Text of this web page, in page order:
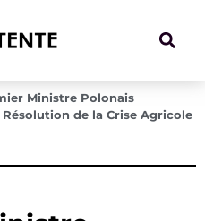
Ministre Polonais
de la Crise Agricole